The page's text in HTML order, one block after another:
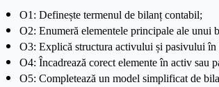
O1: Definește termenul de bilanț contabil;
O2: Enumeră elementele principale ale unui
O3: Explică structura activului și pasivului în
O4: Încadrează corect elemente în activ sau
O5: Completează un model simplificat de